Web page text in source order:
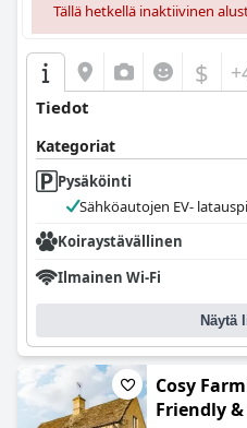
Tällä hetkellä inaktiivinen
$
Tiedot
Kategoriat
Pysäköinti
Sähköautojen EV-
Koiraystävällinen
Ilmainen Wi-Fi
Näytä
Cosy
Friendly